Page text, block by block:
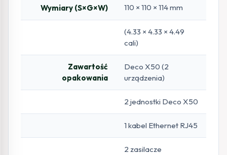
Wymiary (S×G×W) 110 × 110 × 114 mm
(4.33 × 4.33 × 4.49
cali)
Zawartość
opakowania
Deco X50 (2
urządzenia)
2 jednostki Deco X50
1 kabel Ethernet RJ45
2 zasilacze